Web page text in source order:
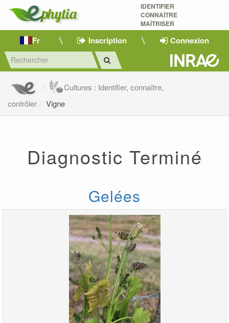
IDENTIFIER
CONNAÎTRE
MAÎTRISER
Fr Inscription Connexion
Cultures : Identifier, connaître,
contrôler
Vigne
Diagnostic Terminé
Gelées